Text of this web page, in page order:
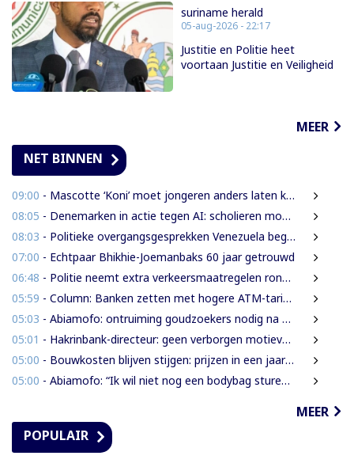
suriname herald
05-aug-2026 - 22:17
Justitie en Politie heet
voortaan Justitie en Veiligheid
MEER
NET BINNEN
09:00 - Mascotte ‘Koni’ moet jongeren anders laten kijken naar Surinaamse houtsector
08:05 - Denemarken in actie tegen AI: scholieren moeten extra mondelinge examens doen
08:03 - Politieke overgangsgesprekken Venezuela beginnen zonder Machado
07:00 - Echtpaar Bhikhie-Joemanbaks 60 jaar getrouwd
06:48 - Politie neemt extra verkeersmaatregelen rond afgesloten Domineestraat
05:59 - Column: Banken zetten met hogere ATM-tarieven digitale economie op achterstand
05:03 - Abiamofo: ontruiming goudzoekers nodig na dodelijke risico’s in Moeroekreek en 21 Bergi
05:01 - Hakrinbank-directeur: geen verborgen motieven bij verkoop DSB-belang
05:00 - Bouwkosten blijven stijgen: prijzen in een jaar tijd gemiddeld 7,3% hoger
05:00 - Abiamofo: “Ik wil niet nog een bodybag sturen naar dat gebied”
MEER
POPULAIR